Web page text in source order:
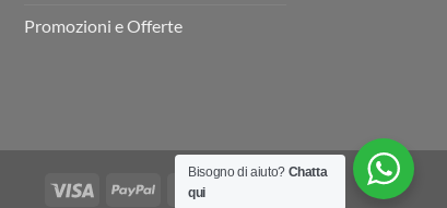
Promozioni e Offerte
Bisogno di aiuto? Chatta
qui